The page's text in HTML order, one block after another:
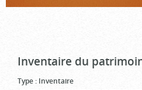
Inventaire du
Type : Inventaire